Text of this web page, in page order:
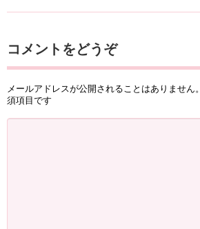
コメントをどうぞ
メールアドレスが公開されることはありません。
須項目です